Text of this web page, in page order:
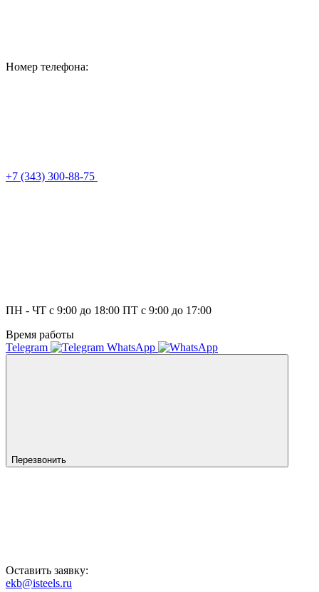
Номер телефона:
+7 (343) 300-88-75
ПН - ЧТ с 9:00 до 18:00 ПТ с 9:00 до 17:00
Время работы
Telegram
WhatsApp
Перезвонить
Оставить заявку:
ekb@isteels.ru